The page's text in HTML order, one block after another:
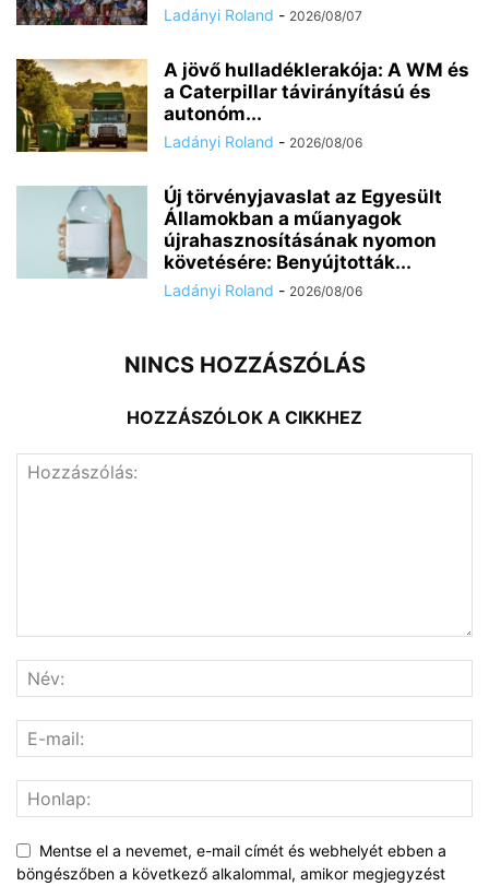
Ladányi Roland - 2026/08/07
A jövő hulladéklerakója: A WM és
a Caterpillar távirányítású és
autonóm...
Ladányi Roland - 2026/08/06
Új törvényjavaslat az Egyesült
Államokban a műanyagok
újrahasznosításának nyomon
követésére: Benyújtották...
Ladányi Roland - 2026/08/06
NINCS HOZZÁSZÓLÁS
HOZZÁSZÓLOK A CIKKHEZ
Mentse el a nevemet, e-mail címét és webhelyét ebben a
böngészőben a következő alkalommal, amikor megjegyzést